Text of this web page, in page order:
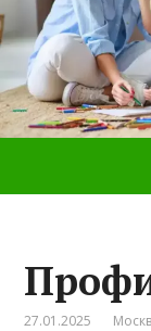
27.01.2025